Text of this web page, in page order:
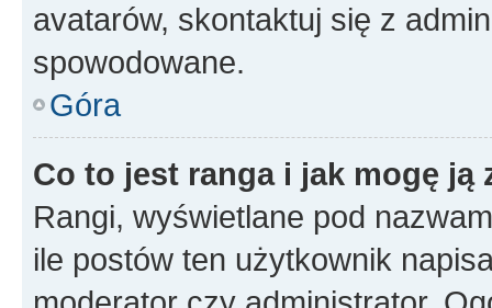
avatarów, skontaktuj się z
spowodowane.
Góra
Co to jest ranga i jak mogę ją
Rangi, wyświetlane pod
ile postów ten użytkownik